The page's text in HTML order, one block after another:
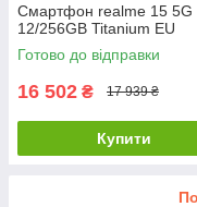
Смартфон realme 15 5G
12/256GB Titanium EU
Готово до відправки
16 502 ₴ 17 939 ₴
Купити